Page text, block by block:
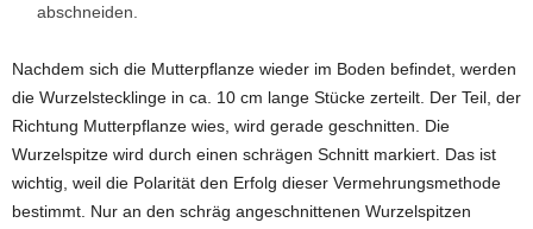
abschneiden.
Nachdem sich die Mutterpflanze wieder im Boden befindet, werden
die Wurzelstecklinge in ca. 10 cm lange Stücke zerteilt. Der Teil, der
Richtung Mutterpflanze wies, wird gerade geschnitten. Die
Wurzelspitze wird durch einen schrägen Schnitt markiert. Das ist
wichtig, weil die Polarität den Erfolg dieser Vermehrungsmethode
bestimmt. Nur an den schräg angeschnittenen Wurzelspitzen